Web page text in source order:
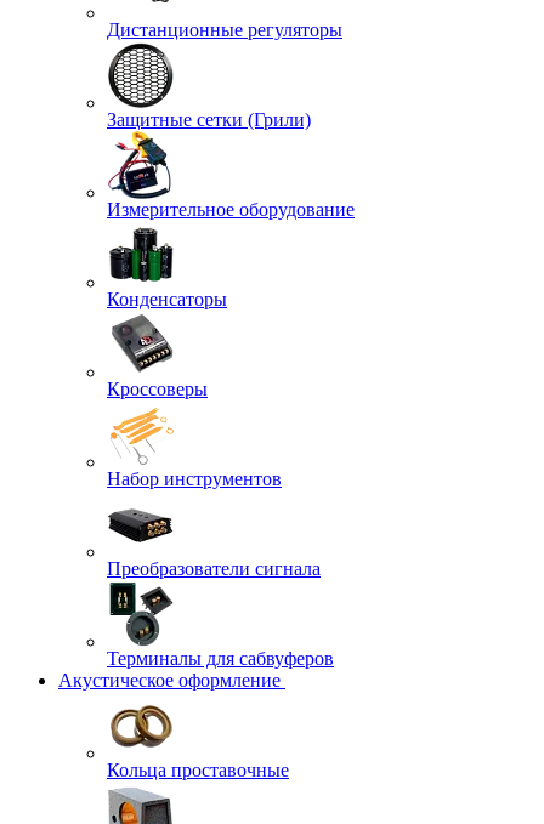
Дистанционные регуляторы
Защитные сетки (Грили)
Измерительное оборудование
Конденсаторы
Кроссоверы
Набор инструментов
Преобразователи сигнала
Терминалы для сабвуферов
Акустическое оформление
Кольца проставочные